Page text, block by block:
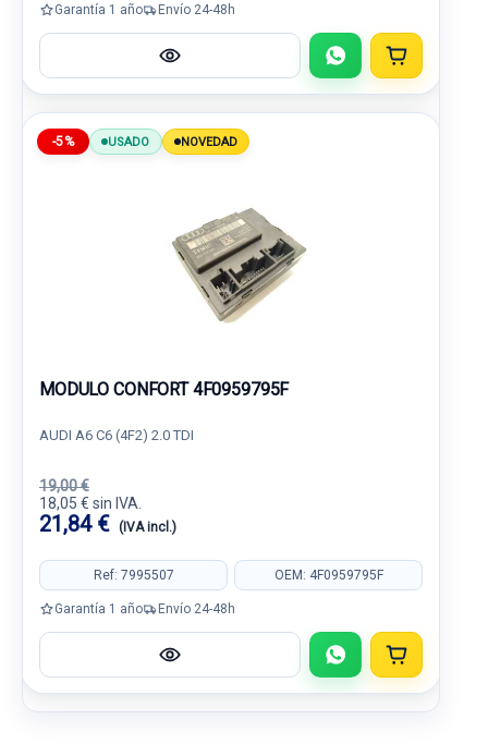
Garantía 1 año Envío 24-48h
-5% USADO NOVEDAD
MODULO CONFORT 4F0959795F
AUDI A6 C6 (4F2) 2.0 TDI
19,00 €
18,05 € sin IVA.
21,84 € (IVA incl.)
Ref: 7995507 OEM: 4F0959795F
Garantía 1 año Envío 24-48h